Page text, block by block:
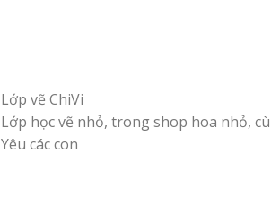
Lớp vẽ ChiVi
Lớp học vẽ nhỏ, trong shop hoa nhỏ,
Yêu các con